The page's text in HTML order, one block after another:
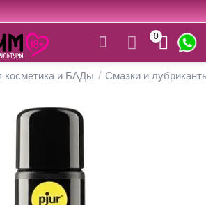
0
косметика и БАДы / Смазки и